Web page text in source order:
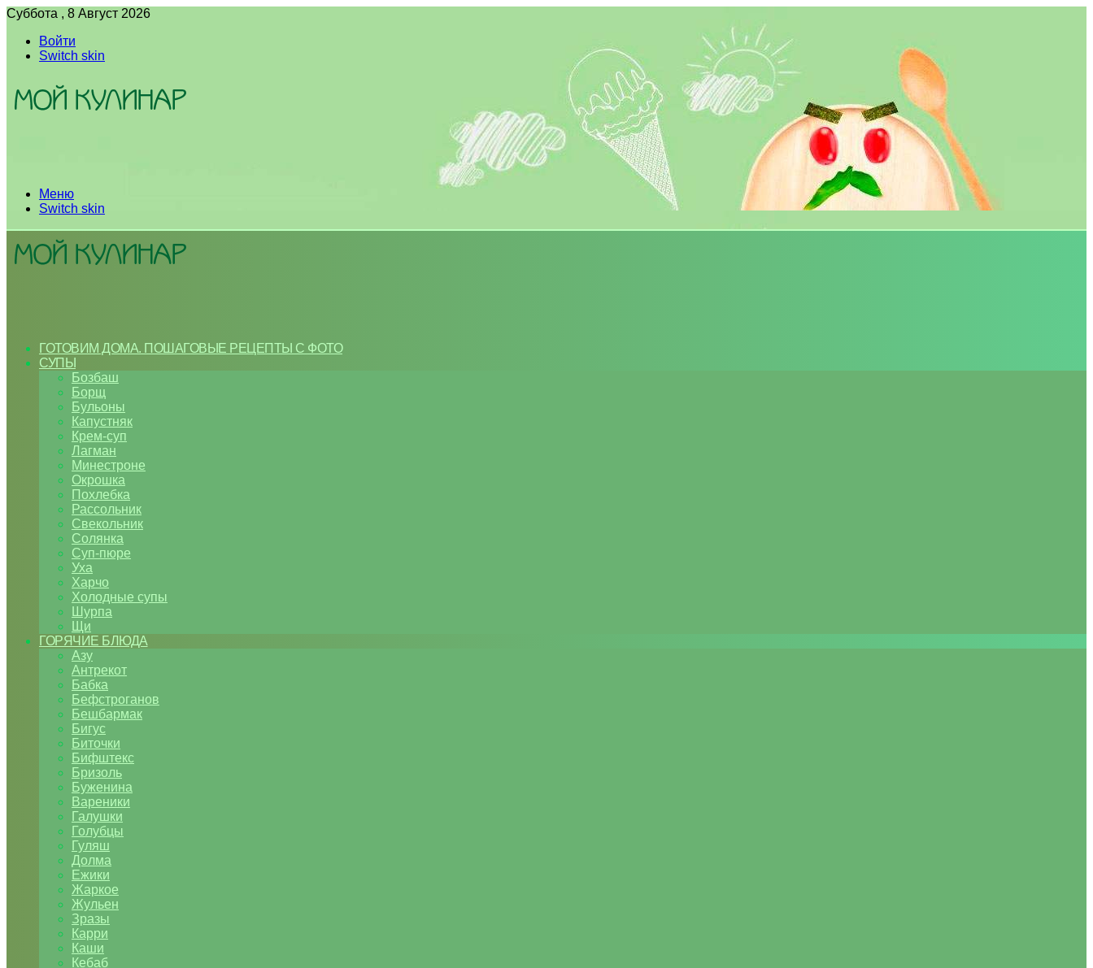
Суббота , 8 Август 2026
Войти
Switch skin
Меню
Switch skin
ГОТОВИМ ДОМА. ПОШАГОВЫЕ РЕЦЕПТЫ С ФОТО
СУПЫ
Бозбаш
Борщ
Бульоны
Капустняк
Крем-суп
Лагман
Минестроне
Окрошка
Похлебка
Рассольник
Свекольник
Солянка
Суп-пюре
Уха
Харчо
Холодные супы
Шурпа
Щи
ГОРЯЧИЕ БЛЮДА
Азу
Антрекот
Бабка
Бефстроганов
Бешбармак
Бигус
Биточки
Бифштекс
Бризоль
Буженина
Вареники
Галушки
Голубцы
Гуляш
Долма
Ежики
Жаркое
Жульен
Зразы
Карри
Каши
Кебаб